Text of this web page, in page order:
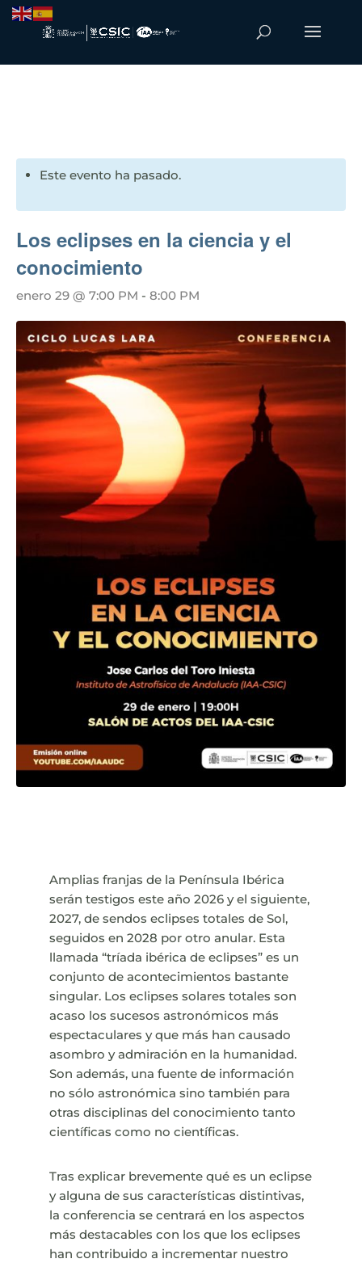
Este evento ha pasado.
Los eclipses en la ciencia y el
conocimiento
enero 29 @ 7:00 PM - 8:00 PM
Amplias franjas de la Península Ibérica
serán testigos este año 2026 y el siguiente,
2027, de sendos eclipses totales de Sol,
seguidos en 2028 por otro anular. Esta
llamada “tríada ibérica de eclipses” es un
conjunto de acontecimientos bastante
singular. Los eclipses solares totales son
acaso los sucesos astronómicos más
espectaculares y que más han causado
asombro y admiración en la humanidad.
Son además, una fuente de información
no sólo astronómica sino también para
otras disciplinas del conocimiento tanto
científicas como no científicas.
Tras explicar brevemente qué es un eclipse
y alguna de sus características distintivas,
la conferencia se centrará en los aspectos
más destacables con los que los eclipses
han contribuido a incrementar nuestro